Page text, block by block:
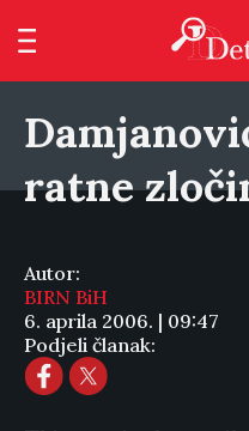
ratne
Autor:
BIRN BiH
6. aprila 2006. | 09:47
Podjeli članak: